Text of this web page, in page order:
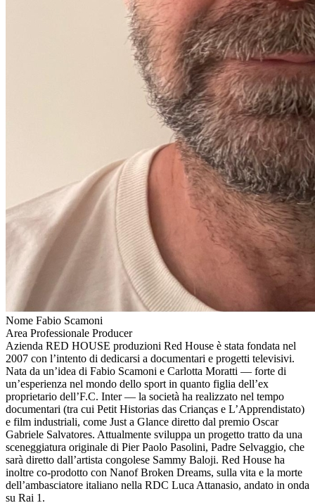
Nome Fabio Scamoni
Area Professionale Producer
Azienda RED HOUSE produzioni Red House è stata fondata nel
2007 con l’intento di dedicarsi a documentari e progetti televisivi.
Nata da un’idea di Fabio Scamoni e Carlotta Moratti — forte di
un’esperienza nel mondo dello sport in quanto figlia dell’ex
proprietario dell’F.C. Inter — la società ha realizzato nel tempo
documentari (tra cui Petit Historias das Crianças e L’Apprendistato)
e film industriali, come Just a Glance diretto dal premio Oscar
Gabriele Salvatores. Attualmente sviluppa un progetto tratto da una
sceneggiatura originale di Pier Paolo Pasolini, Padre Selvaggio, che
sarà diretto dall’artista congolese Sammy Baloji. Red House ha
inoltre co-prodotto con Nanof Broken Dreams, sulla vita e la morte
dell’ambasciatore italiano nella RDC Luca Attanasio, andato in onda
su Rai 1.